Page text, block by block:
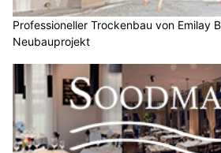
Professioneller Trockenbau von Emilay
Neubauprojekt